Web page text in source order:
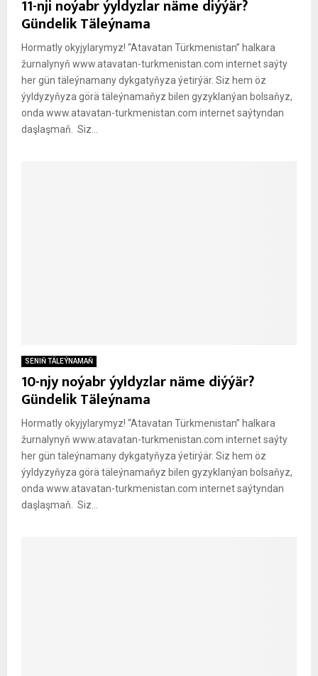
11-nji noýabr ýyldyzlar näme diýýär?
Gündelik Täleýnama
Hormatly okyjylarymyz! “Atavatan Türkmenistan” halkara
žurnalynyň www.atavatan-turkmenistan.com internet saýty
her gün täleýnamany dykgatyňyza ýetirýär. Siz hem öz
ýyldyzyňyza görä täleýnamaňyz bilen gyzyklanýan bolsaňyz,
onda www.atavatan-turkmenistan.com internet saýtyndan
daşlaşmaň. Siz...
SENIŇ TÄLEÝNAMAŇ
10-njy noýabr ýyldyzlar näme diýýär?
Gündelik Täleýnama
Hormatly okyjylarymyz! “Atavatan Türkmenistan” halkara
žurnalynyň www.atavatan-turkmenistan.com internet saýty
her gün täleýnamany dykgatyňyza ýetirýär. Siz hem öz
ýyldyzyňyza görä täleýnamaňyz bilen gyzyklanýan bolsaňyz,
onda www.atavatan-turkmenistan.com internet saýtyndan
daşlaşmaň. Siz...